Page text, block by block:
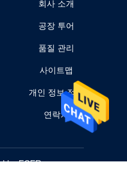
회사 소개
공장 투어
품질 관리
사이트맵
개인 정보 정책
연락처
byECER